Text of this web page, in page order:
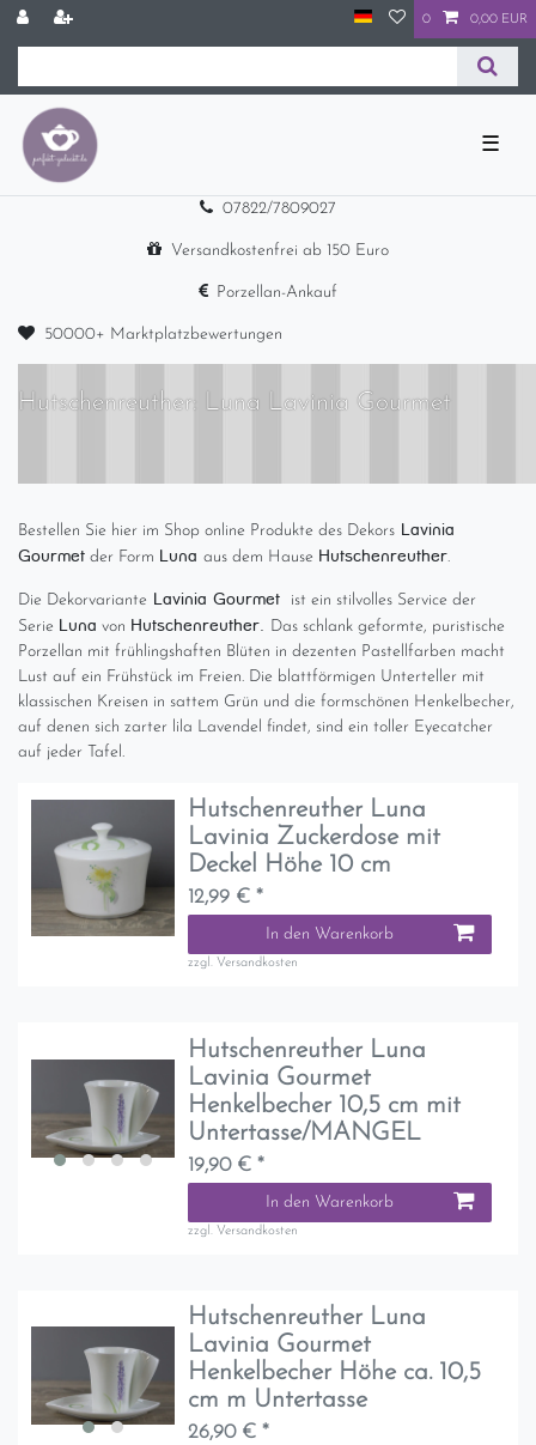
0 0,00 EUR
☰
07822/7809027
Versandkostenfrei ab 150 Euro
Porzellan-Ankauf
50000+ Marktplatzbewertungen
Hutschenreuther: Luna Lavinia Gourmet
Bestellen Sie hier im Shop online Produkte des Dekors Lavinia
Gourmet der Form Luna aus dem Hause Hutschenreuther.
Die Dekorvariante Lavinia Gourmet
ist ein stilvolles Service der
Serie Luna von Hutschenreuther. Das schlank geformte, puristische
Porzellan mit frühlingshaften Blüten in dezenten Pastellfarben macht
Lust auf ein Frühstück im Freien. Die blattförmigen Unterteller mit
klassischen Kreisen in sattem Grün und die formschönen Henkelbecher,
auf denen sich zarter lila Lavendel findet, sind ein toller Eyecatcher
auf jeder Tafel.
Hutschenreuther Luna
Lavinia Zuckerdose mit
Deckel Höhe 10 cm
12,99 € *
In den Warenkorb
zzgl. Versandkosten
Hutschenreuther Luna
Lavinia Gourmet
Henkelbecher 10,5 cm mit
Untertasse/MANGEL
19,90 € *
In den Warenkorb
zzgl. Versandkosten
Hutschenreuther Luna
Lavinia Gourmet
Henkelbecher Höhe ca. 10,5
cm m Untertasse
26,90 € *